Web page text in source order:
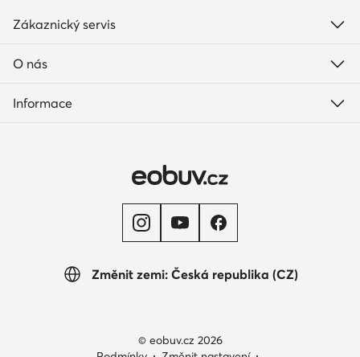
Změnit zemi: Česká republika (CZ)
Zákaznický servis
O nás
Informace
© eobuv.cz 2026